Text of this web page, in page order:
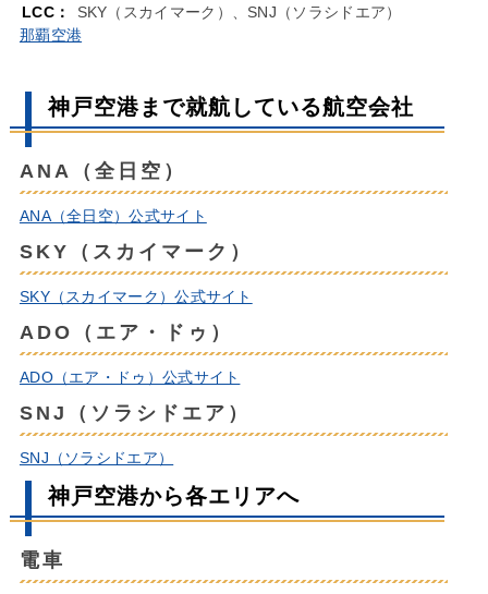
LCC：
SKY（スカイマーク）、SNJ（ソラシドエア）
那覇空港
神戸空港まで就航している航空会社
ANA（全日空）
ANA（全日空）公式サイト
SKY（スカイマーク）
SKY（スカイマーク）公式サイト
ADO（エア・ドゥ）
ADO（エア・ドゥ）公式サイト
SNJ（ソラシドエア）
SNJ（ソラシドエア）
神戸空港から各エリアへ
電車